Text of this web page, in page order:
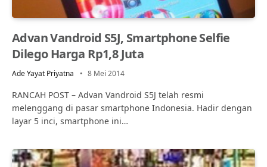
Advan Vandroid S5J, Smartphone Selfie
Dilego Harga Rp1,8 Juta
Ade Yayat Priyatna 8 Mei 2014
RANCAH POST – Advan Vandroid S5J telah resmi
melenggang di pasar smartphone Indonesia. Hadir dengan
layar 5 inci, smartphone ini…